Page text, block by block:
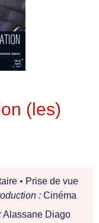
(les)
• Prise de vue
: Cinéma
Alassane Diago